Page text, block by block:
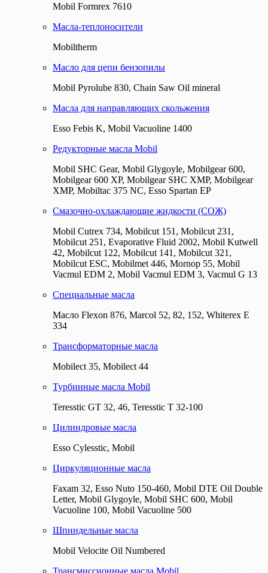
Mobil Formrex 7610
Масла-теплоносители
Mobiltherm
Масло для цепи бензопилы
Mobil Pyrolube 830, Chain Saw Oil mineral
Масла для направляющих скольжения
Esso Febis K, Mobil Vacuoline 1400
Редукторные масла Mobil
Mobil SHC Gear, Mobil Glygoyle, Mobilgear 600,
Mobilgear 600 XP, Mobilgear SHC XMP, Mobilgear
XМP, Mobiltac 375 NC, Esso Spartan EP
Смазочно-охлаждающие жидкости (СОЖ)
Mobil Cutrex 734, Mobilcut 151, Mobilcut 231,
Mobilcut 251, Evaporative Fluid 2002, Mobil Kutwell
42, Mobilcut 122, Mobilcut 141, Mobilcut 321,
Mobilcut ESC, Mobilmet 446, Mornop 55, Mobil
Vacmul EDM 2, Mobil Vacmul EDM 3, Vacmul G 13
Специальные масла
Масло Flexon 876, Marcol 52, 82, 152, Whiterex E
334
Трансформаторные масла
Mobilect 35, Mobilect 44
Турбинные масла Mobil
Teresstic GT 32, 46, Teresstic T 32-100
Цилиндровые масла
Esso Cylesstic, Mobil
Циркуляционные масла
Faxam 32, Esso Nuto 150-460, Mobil DTE Oil Double
Letter, Mobil Glygoyle, Mobil SHC 600, Mobil
Vacuoline 100, Mobil Vacuoline 500
Шпиндельные масла
Mobil Velocite Oil Numbered
Трансмиссионные масла Mobil